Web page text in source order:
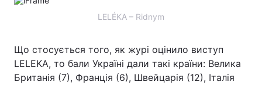
Екологія
Відео з Youtube Статті
LELÉKA – Ridnym
Що стосується того, як журі оцінило виступ
LELEKA, то бали Україні дали такі країни: Велика
Британія (7), Франція (6), Швейцарія (12), Італія